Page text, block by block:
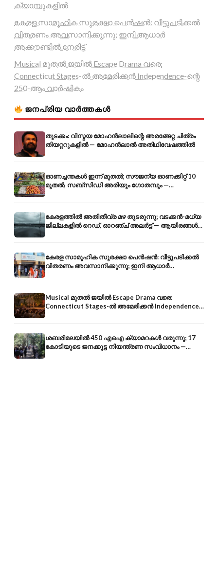
ക്യാമ്പുകളിൽ
കേരള സാമൂഹിക സുരക്ഷാ പെൻഷൻ: വീട്ടുപടിക്കൽ
വിതരണം അവസാനിക്കുന്നു; ഇനി ആധാർ
അക്കൗണ്ടിൽ നേരിട്ട്
Musical മുതൽ ജയിൽ Escape Drama വരെ:
Connecticut Stages-ൽ അമേരിക്കൻ Independence-ന്റെ
250-ആം വാർഷികം
ജനപ്രിയ വാർത്തകൾ
തുടക്കം: വിസ്മയ മോഹൻലാലിന്റെ അരങ്ങേറ്റ ചിത്രം
തിയറ്ററുകളിൽ — മോഹൻലാൽ അതിഥിവേഷത്തിൽ
ഓണച്ചന്തകൾ ഇന്ന് മുതൽ; സൗജന്യ ഓണക്കിറ്റ് 10
മുതൽ, സബ്സിഡി അരിയും ഗോതമ്പും —
വിലക്കയറ്റത്തിന് കടിഞ്ഞാൺ
കേരളത്തിൽ അതിതീവ്ര മഴ തുടരുന്നു; വടക്കൻ-മധ്യ
ജില്ലകളിൽ റെഡ്, ഓറഞ്ച് അലർട്ട് — ആയിരങ്ങൾ
ക്യാമ്പുകളിൽ
കേരള സാമൂഹിക സുരക്ഷാ പെൻഷൻ: വീട്ടുപടിക്കൽ
വിതരണം അവസാനിക്കുന്നു; ഇനി ആധാർ
അക്കൗണ്ടിൽ നേരിട്ട്
Musical മുതൽ ജയിൽ Escape Drama വരെ:
Connecticut Stages-ൽ അമേരിക്കൻ Independence-
ന്റെ 250-ആം വാർഷികം
ശബരിമലയിൽ 450 എഐ ക്യാമറകൾ വരുന്നു; 17
കോടിയുടെ ജനക്കൂട്ട നിയന്ത്രണ സംവിധാനം —
എരുമേലി മുതൽ പമ്പ വരെ